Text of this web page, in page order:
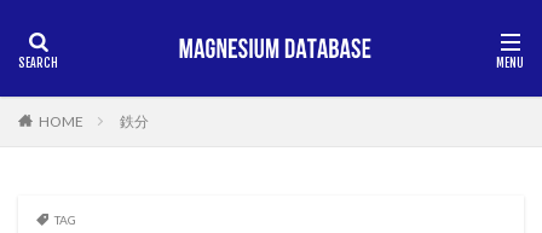
HOME 鉄分
TAG